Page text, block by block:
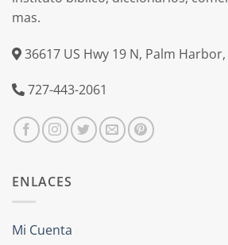
mas.
36617 US Hwy 19 N, Palm Harbor,
727-443-2061
ENLACES
Mi Cuenta